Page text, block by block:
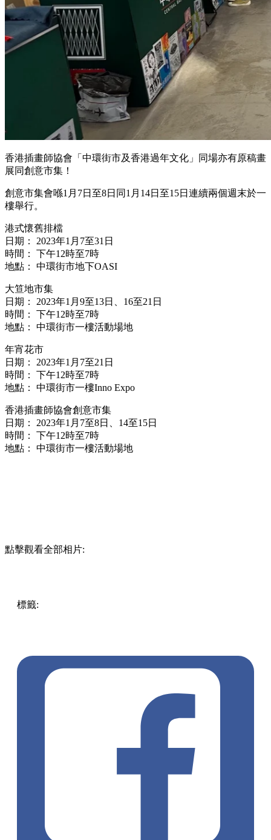
香港插畫師協會「中環街市及香港過年文化」同場亦有原稿畫
展同創意市集！
創意市集會喺1月7日至8日同1月14日至15日連續兩個週末於一
樓舉行。
港式懷舊排檔
日期： 2023年1月7至31日
時間： 下午12時至7時
地點： 中環街市地下OASI
大笪地市集
日期： 2023年1月9至13日、16至21日
時間： 下午12時至7時
地點： 中環街市一樓活動場地
年宵花市
日期： 2023年1月7至21日
時間： 下午12時至7時
地點： 中環街市一樓Inno Expo
香港插畫師協會創意市集
日期： 2023年1月7至8日、14至15日
時間： 下午12時至7時
地點： 中環街市一樓活動場地
點擊觀看全部相片:
標籤: